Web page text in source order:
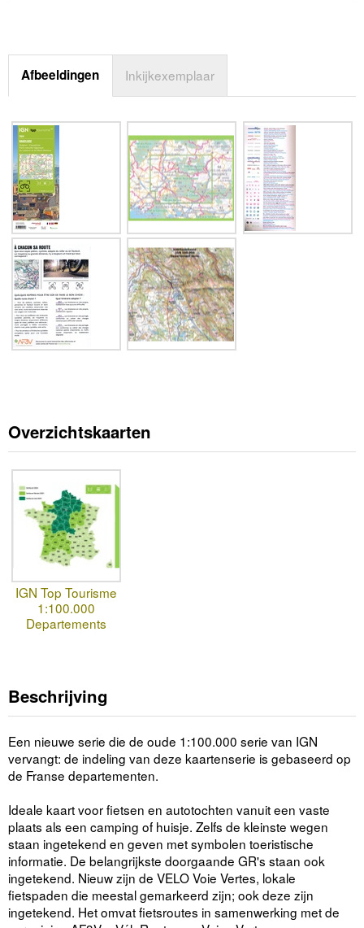
Afbeeldingen Inkijkexemplaar
Overzichtskaarten
IGN Top Tourisme
1:100.000
Departements
Beschrijving
Een nieuwe serie die de oude 1:100.000 serie van IGN
vervangt: de indeling van deze kaartenserie is gebaseerd op
de Franse departementen.
Ideale kaart voor fietsen en autotochten vanuit een vaste
plaats als een camping of huisje. Zelfs de kleinste wegen
staan ingetekend en geven met symbolen toeristische
informatie. De belangrijkste doorgaande GR's staan ook
ingetekend. Nieuw zijn de VELO Voie Vertes, lokale
fietspaden die meestal gemarkeerd zijn; ook deze zijn
ingetekend. Het omvat fietsroutes in samenwerking met de